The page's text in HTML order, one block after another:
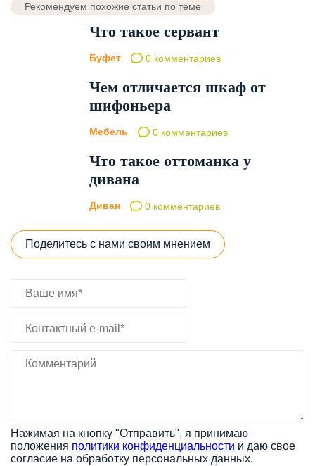
Рекомендуем похожие статьи по теме
Что такое сервант
Буфет 0 комментариев
Чем отличается шкаф от
шифоньера
Мебель 0 комментариев
Что такое оттоманка у
дивана
Диван 0 комментариев
Поделитесь с нами своим мнением
Нажимая на кнопку "Отправить", я принимаю
положения политики конфиденциальности и даю свое
согласие на обработку персональных данных.